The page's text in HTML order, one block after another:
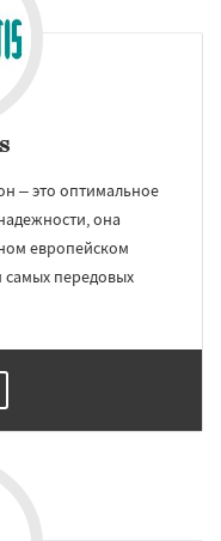
– это оптимальное
она
европейском
передовых